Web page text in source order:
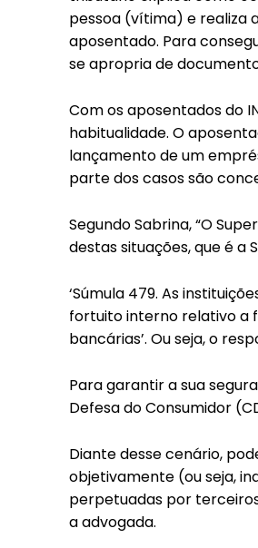
pessoa (vítima) e realiza
aposentado. Para
se apropria de
Com os aposentados do
habitualidade. O
lançamento de um
parte dos casos são
Segundo Sabrina, “O
destas situações, que é a
‘Súmula 479. As
fortuito interno relativo a
bancárias’. Ou seja, o
Para garantir a sua
Defesa do Consumidor
Diante desse cenário,
objetivamente (ou seja,
perpetuadas por
a advogada.